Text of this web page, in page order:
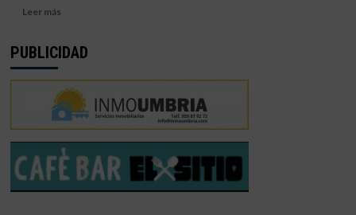
AL
Leer másLeer
EL
APUESTA
POR
EL
FICHAJE
DE
FRAN
ÁVILA
PUBLICIDAD